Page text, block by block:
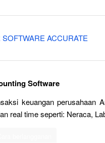
Software
keuangan perusahaan
real time seperti: Neraca,